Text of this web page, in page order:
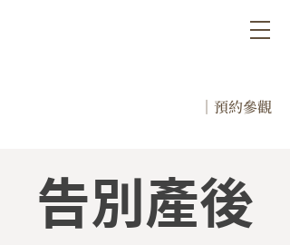
｜預約參觀
告別產後